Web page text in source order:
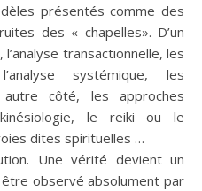
présentés comme des
des « chapelles». D’un
transactionnelle, les
systémique, les
côté, les approches
le reiki ou le
dites spirituelles …
Une vérité devient un
observé absolument par